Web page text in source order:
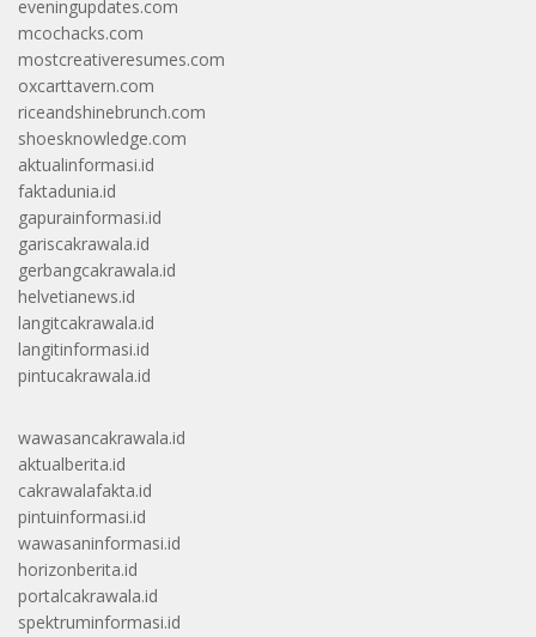
eveningupdates.com
mcochacks.com
mostcreativeresumes.com
oxcarttavern.com
riceandshinebrunch.com
shoesknowledge.com
aktualinformasi.id
faktadunia.id
gapurainformasi.id
gariscakrawala.id
gerbangcakrawala.id
helvetianews.id
langitcakrawala.id
langitinformasi.id
pintucakrawala.id
wawasancakrawala.id
aktualberita.id
cakrawalafakta.id
pintuinformasi.id
wawasaninformasi.id
horizonberita.id
portalcakrawala.id
spektruminformasi.id